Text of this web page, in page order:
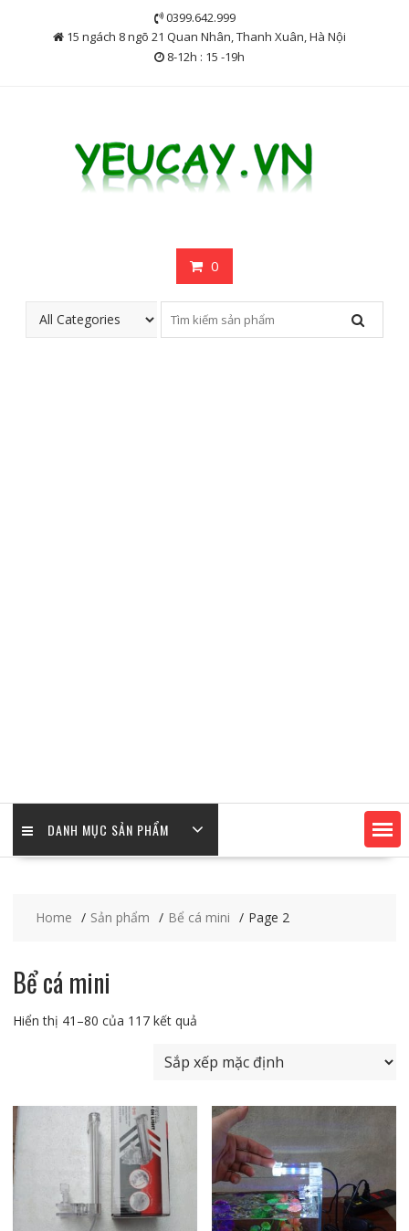
0399.642.999
15 ngách 8 ngõ 21 Quan Nhân, Thanh Xuân, Hà Nội
8-12h : 15 -19h
0
DANH MỤC SẢN PHẨM
Home Sản phẩm Bể cá mini Page 2
Bể cá mini
Hiển thị 41–80 của 117 kết quả